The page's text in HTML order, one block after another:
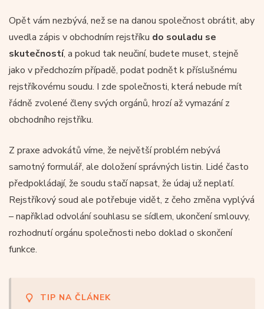
Opět vám nezbývá, než se na danou společnost obrátit, aby
uvedla zápis v obchodním rejstříku do souladu se
skutečností, a pokud tak neučiní, budete muset, stejně
jako v předchozím případě, podat podnět k příslušnému
rejstříkovému soudu. I zde společnosti, která nebude mít
řádně zvolené členy svých orgánů, hrozí až vymazání z
obchodního rejstříku.
Z praxe advokátů víme, že největší problém nebývá
samotný formulář, ale doložení správných listin. Lidé často
předpokládají, že soudu stačí napsat, že údaj už neplatí.
Rejstříkový soud ale potřebuje vidět, z čeho změna vyplývá
– například odvolání souhlasu se sídlem, ukončení smlouvy,
rozhodnutí orgánu společnosti nebo doklad o skončení
funkce.
TIP NA ČLÁNEK